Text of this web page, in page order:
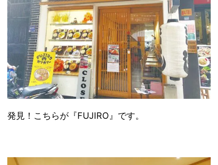
発見！こちらが『FUJIRO』です。